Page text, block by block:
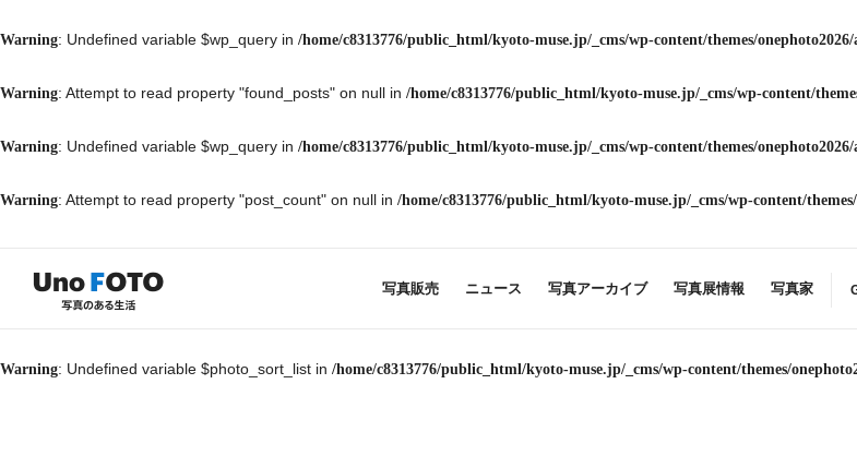
Warning: Undefined variable $wp_query in /home/c8313776/public_html/kyoto-muse.jp/_cms/wp-content/themes/
Warning: Attempt to read property "found_posts" on null in /home/c8313776/public_html/kyoto-muse.jp/_cms/wp-content/
Warning: Undefined variable $wp_query in /home/c8313776/public_html/kyoto-muse.jp/_cms/wp-content/themes/
Warning: Attempt to read property "post_count" on null in /home/c8313776/public_html/kyoto-muse.jp/_cms/wp-content/
写真販売 ニュース 写真アーカイブ 写真展情報 写真家
Warning: Undefined variable $photo_sort_list in /home/c8313776/public_html/kyoto-muse.jp/_cms/wp-content/themes/